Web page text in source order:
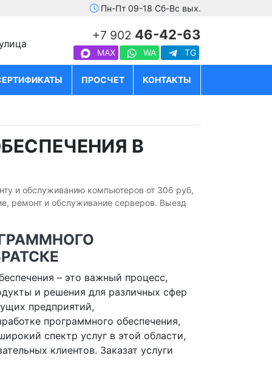
Пн-Пт 09-18 Сб-Вс вых.
+7 902 46-42-63
MAX WA TG
ПРОСЧЕТ КОНТАКТЫ
В
и обслуживанию компьютеров от 306 руб,
ремонт и обслуживание серверов. Выезд
– это важный процесс,
и решения для различных сфер
предприятий,
программного обеспечения,
спектр услуг в этой области,
клиентов. Заказат услуги